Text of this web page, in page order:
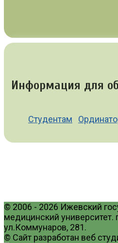
Информация для
Студентам
© 2006 - 2026 Ижевский
медицинский университет.
ул.Коммунаров, 281.
© Сайт разработан веб